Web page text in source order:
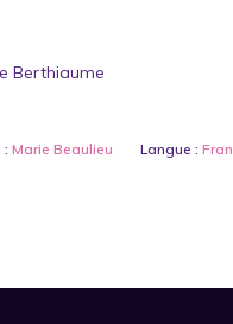
Berthiaume
: Marie Beaulieu Langue :